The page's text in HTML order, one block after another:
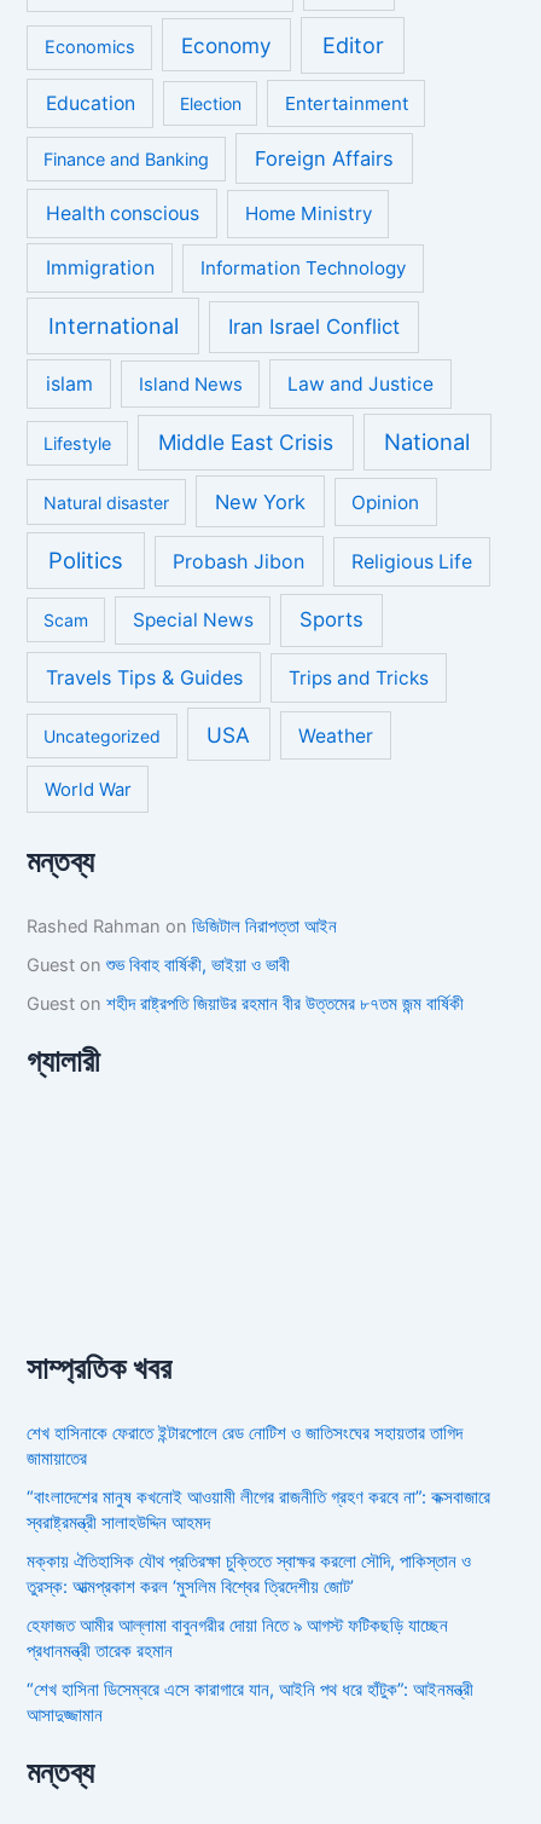
Economics Economy Editor
Education Election Entertainment
Finance and Banking Foreign Affairs
Health conscious Home Ministry
Immigration Information Technology
International Iran Israel Conflict
islam Island News Law and Justice
Lifestyle Middle East Crisis National
Natural disaster New York Opinion
Politics Probash Jibon Religious Life
Scam Special News Sports
Travels Tips & Guides Trips and Tricks
Uncategorized USA Weather
World War
মন্তব্য
Rashed Rahman onডিজিটাল নিরাপত্তা আইন
Guest onশুভ বিবাহ বার্ষিকী, ভাইয়া ও ভাবী
Guest onশহীদ রাষ্ট্রপতি জিয়াউর রহমান বীর উত্তমের ৮৭তম জন্ম বার্ষিকী
গ্যালারী
সাম্প্রতিক খবর
শেখ হাসিনাকে ফেরাতে ইন্টারপোলে রেড নোটিশ ও জাতিসংঘের সহায়তার তাগিদ
জামায়াতের
“বাংলাদেশের মানুষ কখনোই আওয়ামী লীগের রাজনীতি গ্রহণ করবে না”: কক্সবাজারে
স্বরাষ্ট্রমন্ত্রী সালাহউদ্দিন আহমদ
মক্কায় ঐতিহাসিক যৌথ প্রতিরক্ষা চুক্তিতে স্বাক্ষর করলো সৌদি, পাকিস্তান ও
তুরস্ক: আত্মপ্রকাশ করল ‘মুসলিম বিশ্বের ত্রিদেশীয় জোট’
হেফাজত আমীর আল্লামা বাবুনগরীর দোয়া নিতে ৯ আগস্ট ফটিকছড়ি যাচ্ছেন
প্রধানমন্ত্রী তারেক রহমান
“শেখ হাসিনা ডিসেম্বরে এসে কারাগারে যান, আইনি পথ ধরে হাঁটুক”: আইনমন্ত্রী
আসাদুজ্জামান
মন্তব্য